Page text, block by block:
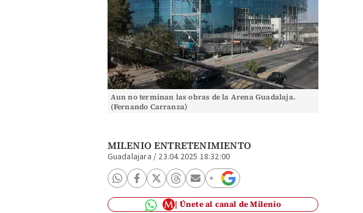
Aun no terminan las obras de la Arena Guadalaja.
(Fernando Carranza)
MILENIO ENTRETENIMIENTO
Guadalajara / 23.04.2025 18:32:00
Únete al canal de Milenio